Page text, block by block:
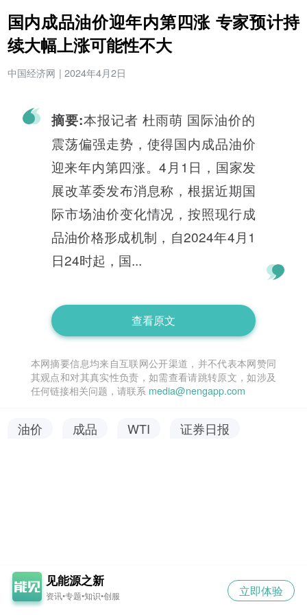
国内成品油价迎年内第四涨 专家预计持
续大幅上涨可能性不大
中国经济网 | 2024年4月2日
摘要:本报记者 杜雨萌 国际油价的
震荡偏强走势，使得国内成品油价
迎来年内第四涨。4月1日，国家发
展改革委发布消息称，根据近期国
际市场油价变化情况，按照现行成
品油价格形成机制，自2024年4月1
日24时起，国...
查看原文
本网摘要信息均来自互联网公开渠道，并不代表本网赞同
其观点和对其真实性负责，如需查看请跳转原文，如涉及
任何链接相关问题，请联系 media@nengapp.com
油价 成品 WTI 证券日报
见能源之新
资讯•专题•知识•创服 立即体验